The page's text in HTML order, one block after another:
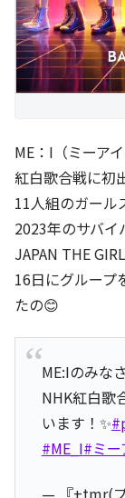
ME：I（ミーア
紅白歌合戦に初
11人組のガール
2023年のサバイ
JAPAN THE
16日にグループ
たの😊
ME:Iのみな
NHK紅白歌
います！✨
#ME_I#ミー